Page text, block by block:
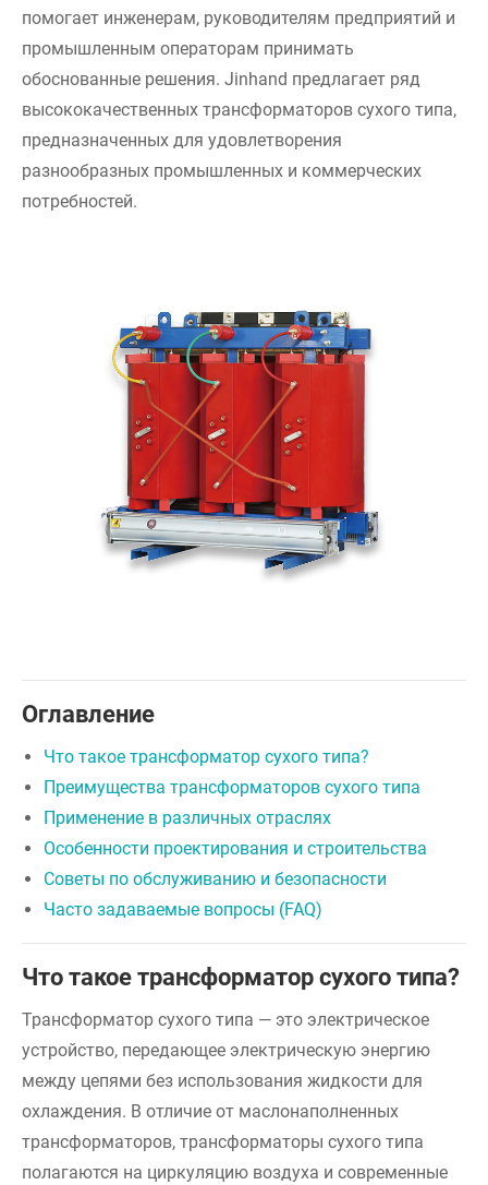
помогает инженерам, руководителям предприятий и
промышленным операторам принимать
обоснованные решения. Jinhand предлагает ряд
высококачественных трансформаторов сухого типа,
предназначенных для удовлетворения
разнообразных промышленных и коммерческих
потребностей.
Оглавление
Что такое трансформатор сухого типа?
Преимущества трансформаторов сухого типа
Применение в различных отраслях
Особенности проектирования и строительства
Советы по обслуживанию и безопасности
Часто задаваемые вопросы (FAQ)
Что такое трансформатор сухого типа?
Трансформатор сухого типа — это электрическое
устройство, передающее электрическую энергию
между цепями без использования жидкости для
охлаждения. В отличие от маслонаполненных
трансформаторов, трансформаторы сухого типа
полагаются на циркуляцию воздуха и современные